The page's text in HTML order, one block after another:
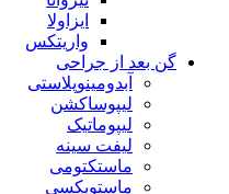
ایزاولا
واریتکس
گن بعد از جراحی
آبدومینوپلاستی
لیپوساکشن
لیپوماتیک
لیفت سینه
ماستکتومی
ماستوپکسی